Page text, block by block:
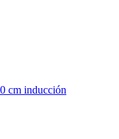
cm inducción